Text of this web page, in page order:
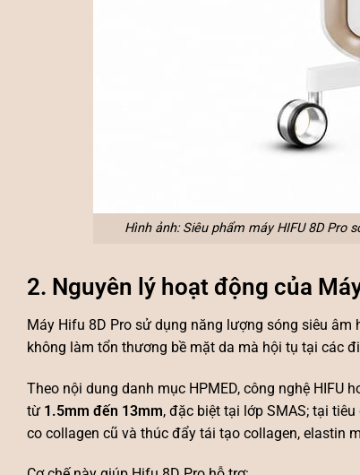
Hình ảnh: Siêu phẩm máy HIFU8D Pro
2. Nguyên lý hoạt động của
Máy Hifu 8D Pro sử dụng năng lượng sóng siêu
không làm tổn thương bề mặt da mà hội tụ tại các
Theo nội dung danh mục HPMED, công nghệ
từ 1.5mm đến 13mm, đặc biệt tại lớp SMAS; tại
co collagen cũ và thúc đẩy tái tạo collagen, elastin